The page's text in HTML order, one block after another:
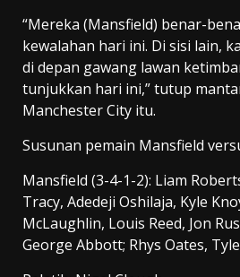
“Mereka (Mansfield) benar-
kewalahan hari ini. Di sisi lain,
di depan gawang lawan
tunjukkan hari ini,” tutup
Manchester City itu.
Susunan pemain Mansfield
Mansfield (3-4-1-2): Liam
Tracy, Adedeji Oshilaja, Kyle
McLaughlin, Louis Reed, Jon
George Abbott; Rhys Oates,